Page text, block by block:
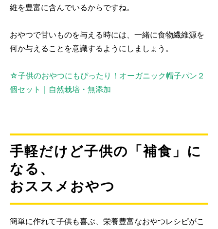
維を豊富に含んでいるからですね。
おやつで甘いものを与える時には、一緒に食物繊維源を
何か与えることを意識するようにしましょう。
☆子供のおやつにもぴったり！オーガニック帽子パン２
個セット｜自然栽培・無添加
手軽だけど子供の「補食」に
なる、
おススメおやつ
簡単に作れて子供も喜ぶ、栄養豊富なおやつレシピがこ